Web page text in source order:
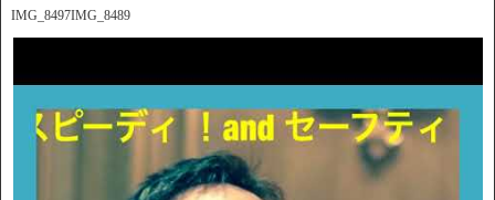
IMG_8497IMG_8489